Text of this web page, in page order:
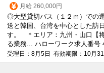
月給 260,000円
◎大型貸切バス（１２ｍ）での
送と韓国、台湾を中心とした訪
す。 ＊エリア：九州・山口【
る業務... ハローワーク求人番号
受理日：8月5日 有効期限：10月31